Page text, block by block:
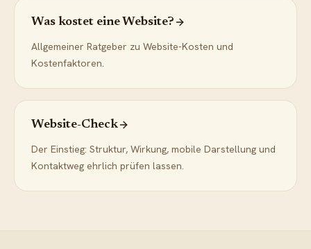
Was kostet eine Website?
Allgemeiner Ratgeber zu Website-Kosten und
Kostenfaktoren.
Website-Check
Der Einstieg: Struktur, Wirkung, mobile Darstellung und
Kontaktweg ehrlich prüfen lassen.